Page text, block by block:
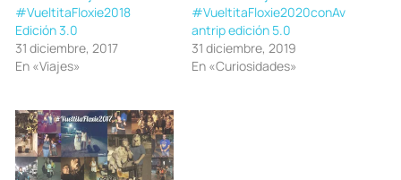
#VueltitaFloxie2018
Edición 3.0
31 diciembre, 2017
En «Viajes»
#VueltitaFloxie2020conAv
antrip edición 5.0
31 diciembre, 2019
En «Curiosidades»